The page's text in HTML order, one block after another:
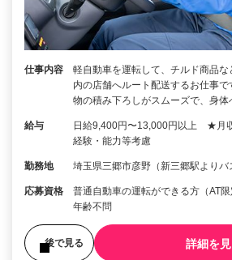
仕事内容
軽自動車を運転して、チルド商品
内の店舗へルート配送するお仕事
物の積み下ろしがスムーズで、身体
給与
日給9,400円〜13,000円以上 ★
経験・能力等考慮
勤務地 埼玉県三郷市彦野（新三郷駅よりバ
応募資格
普通自動車の運転ができる方（
年齢不問
後で見る 詳細を